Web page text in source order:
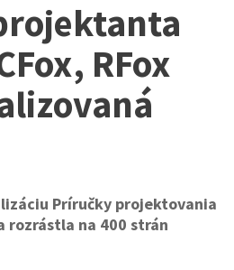
RFox
Príručky projektovania
rozrástla na 400 strán